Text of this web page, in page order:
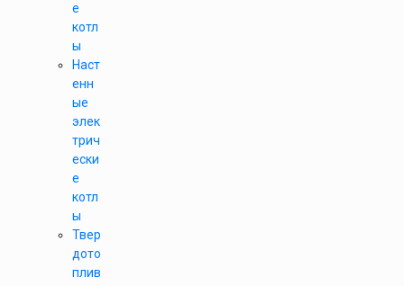
е
котл
ы
Наст
енн
ые
элек
трич
ески
е
котл
ы
Твер
дото
плив